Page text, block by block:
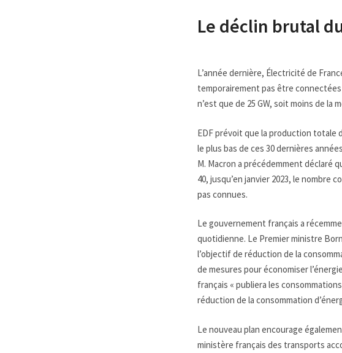
Le déclin brutal
L’année dernière, Électricité de
temporairement pas être
n’est que de 25 GW, soit moins de la
EDF prévoit que la production totale
le plus bas de ces 30 dernières
M. Macron a précédemment déclaré
40, jusqu’en janvier 2023, le nombre
pas connues.
Le gouvernement français a
quotidienne. Le Premier ministre
l’objectif de réduction de la
de mesures pour économiser
français « publiera les
réduction de la consommation
Le nouveau plan encourage
ministère français des transports